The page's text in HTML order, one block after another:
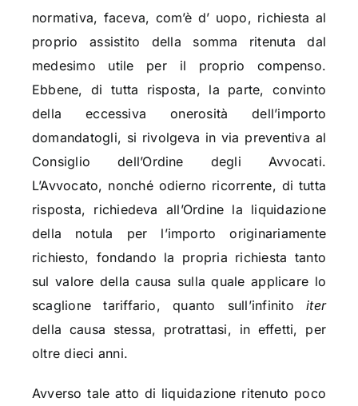
normativa, faceva, com’è d’ uopo, richiesta al
proprio assistito della somma ritenuta dal
medesimo utile per il proprio compenso.
Ebbene, di tutta risposta, la parte, convinto
della eccessiva onerosità dell’importo
domandatogli, si rivolgeva in via preventiva al
Consiglio dell’Ordine degli Avvocati.
L’Avvocato, nonché odierno ricorrente, di tutta
risposta, richiedeva all’Ordine la liquidazione
della notula per l’importo originariamente
richiesto, fondando la propria richiesta tanto
sul valore della causa sulla quale applicare lo
scaglione tariffario, quanto sull’infinitoiter
della causa stessa, protrattasi, in effetti, per
oltre dieci anni.
Avverso tale atto di liquidazione ritenuto poco